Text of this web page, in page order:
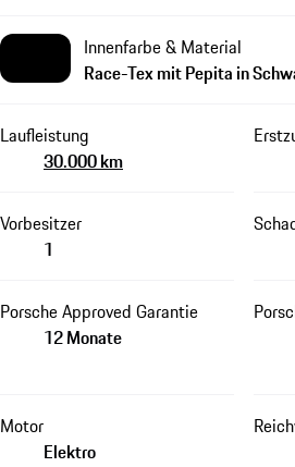
Innenfarbe & Material
Race-Tex mit Pepita in
Laufleistung
30.000 km
Vorbesitzer
1
Porsche Approved Garantie
12 Monate
Motor
Elektro